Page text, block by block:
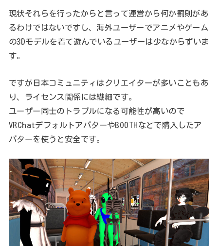
現状それらを行ったからと言って運営から何か罰則があ
るわけではないですし、海外ユーザーでアニメやゲーム
の3Dモデルを着て遊んでいるユーザーは少なからずいま
す。
ですが日本コミュニティはクリエイターが多いこともあ
り、ライセンス関係には繊細です。
ユーザー同士のトラブルになる可能性が高いので
VRChatデフォルトアバターやBOOTHなどで購入したア
バターを使うと安全です。